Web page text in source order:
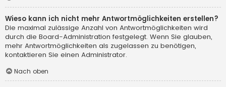
Wieso kann ich nicht mehr Antwortmöglichkeiten erstellen?
Die maximal zulässige Anzahl von Antwortmöglichkeiten wird
durch die Board-Administration festgelegt. Wenn Sie glauben,
mehr Antwortmöglichkeiten als zugelassen zu benötigen,
kontaktieren Sie einen Administrator.
Nach oben